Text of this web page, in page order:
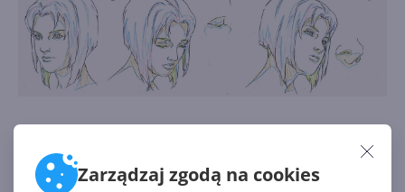
Zarządzaj zgodą na cookies
Osobowość asystentki została przeniesiona z gry do
chmury z dbałością o jej cechy charakterystyczne.
Wzięliśmy fragmenty osobowości Cortany i